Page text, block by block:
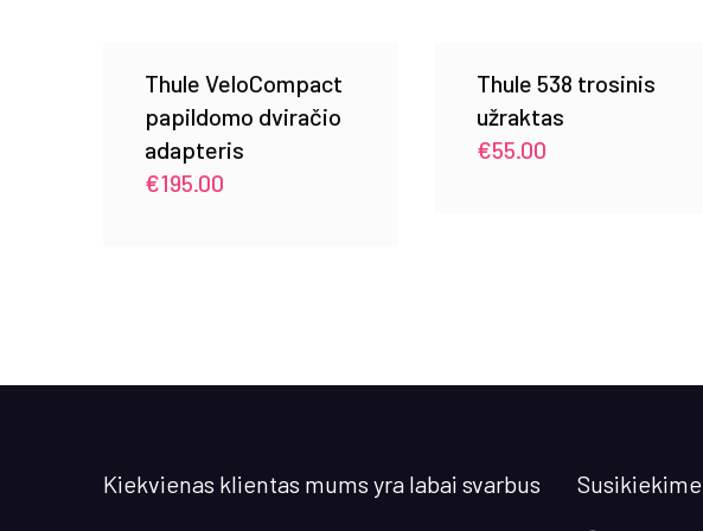
Thule VeloCompact
papildomo dviračio
adapteris
€195.00
Thule 538 trosinis
užraktas
€55.00
Kiekvienas klientas mums yra labai svarbus Susikiekime